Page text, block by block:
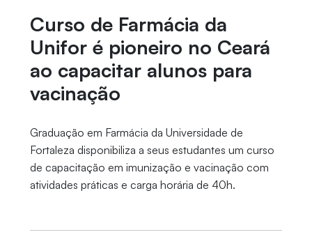
Curso de Farmácia da
Unifor é pioneiro no Ceará
ao capacitar alunos para
vacinação
Graduação em Farmácia da Universidade de
Fortaleza disponibiliza a seus estudantes um curso
de capacitação em imunização e vacinação com
atividades práticas e carga horária de 40h.